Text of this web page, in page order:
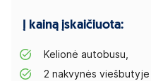
Į kainą įskaičiuota:
Kelionė autobusu,
2 nakvynės